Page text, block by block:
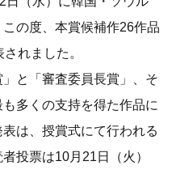
の度、本賞候補作26作品
れました。
と「審査委員長賞」、そ
多くの支持を得た作品に
は、授賞式にて行われる
投票は10月21日（火）